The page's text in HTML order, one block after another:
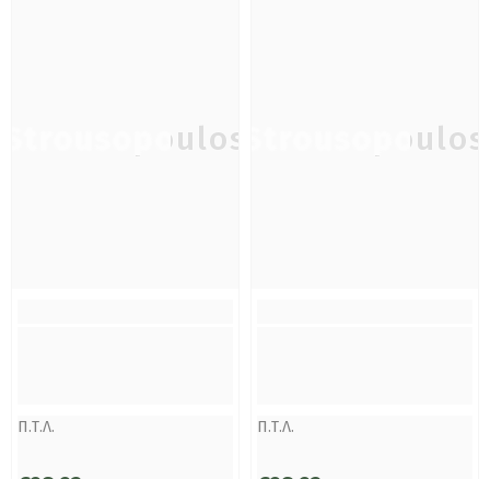
Strousopoulos
Π.Τ.Λ.
Strousopoulos
Π.Τ.Λ.